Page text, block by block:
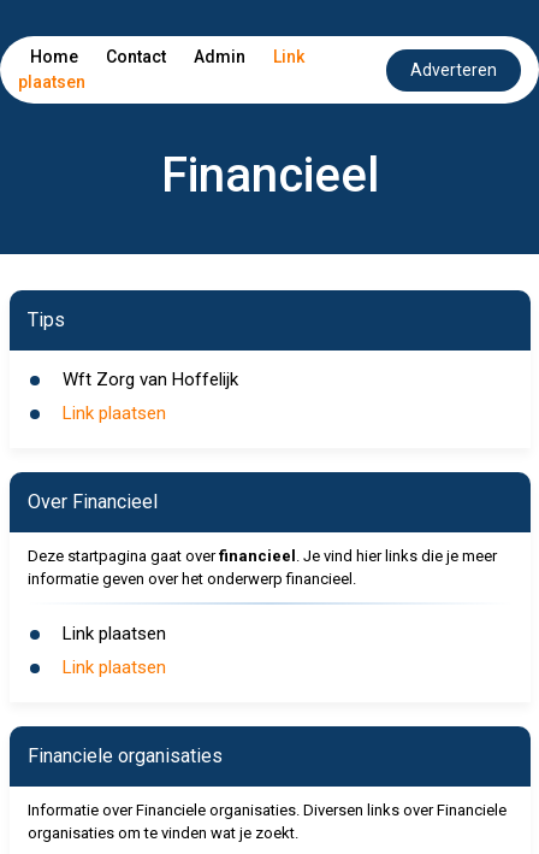
Home Contact Admin
Link
plaatsen
Adverteren
Financieel
Tips
Wft Zorg van Hoffelijk
Link plaatsen
Over Financieel
Deze startpagina gaat overfinancieel . Je vind hier links die je meer
informatie geven over het onderwerp financieel.
Link plaatsen
Link plaatsen
Financiele organisaties
Informatie over Financiele organisaties. Diversen links over Financiele
organisaties om te vinden wat je zoekt.